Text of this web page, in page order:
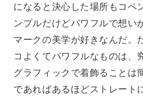
になると決心した場所もコペ
ンプルだけどパワフルで想い
マークの美学が好きなんだ。
コよくてパワフルなものは、
グラフィックで着飾ることは
であればあるほどストレート